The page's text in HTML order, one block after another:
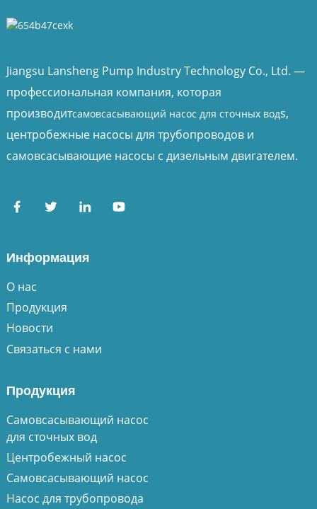
Jiangsu Lansheng Pump Industry Technology Co., Ltd. —
профессиональная компания, которая
производитсамовсасывающий насос для сточных водs,
центробежные насосы для трубопроводов и
самовсасывающие насосы с дизельным двигателем.
Информация
О нас
Продукция
Новости
Связаться с нами
Продукция
Самовсасывающий насос
для сточных вод
Центробежный насос
Самовсасывающий насос
Насос для трубопровода